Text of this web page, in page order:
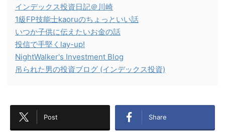
インデックス投資日記＠川崎
1級FP技能士kaoruのちょっといい話
いつか子供に伝えたいお金の話
投信で手堅くlay-up!
NightWalker's Investment Blog
吊られた男の投資ブログ (インデックス投資)
Post Share